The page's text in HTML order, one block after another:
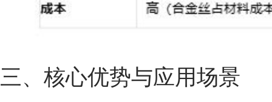
三、核心优势与应用场景